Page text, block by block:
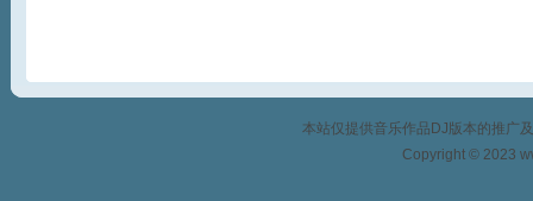
本站仅提供音乐作品DJ版本的推广
Copyright © 2023